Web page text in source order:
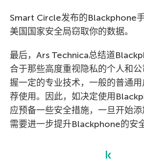
Smart Circle发布的Blackphone
美国国家安全局窃取你的数据。
最后，Ars Technica总结道
合于那些高度重视隐私的个人和
握一定的专业技术，一般的普通
荐使用。因此，如决定使用
应预备一些安全措施，一旦开始
需要进一步提升Blackphone的安